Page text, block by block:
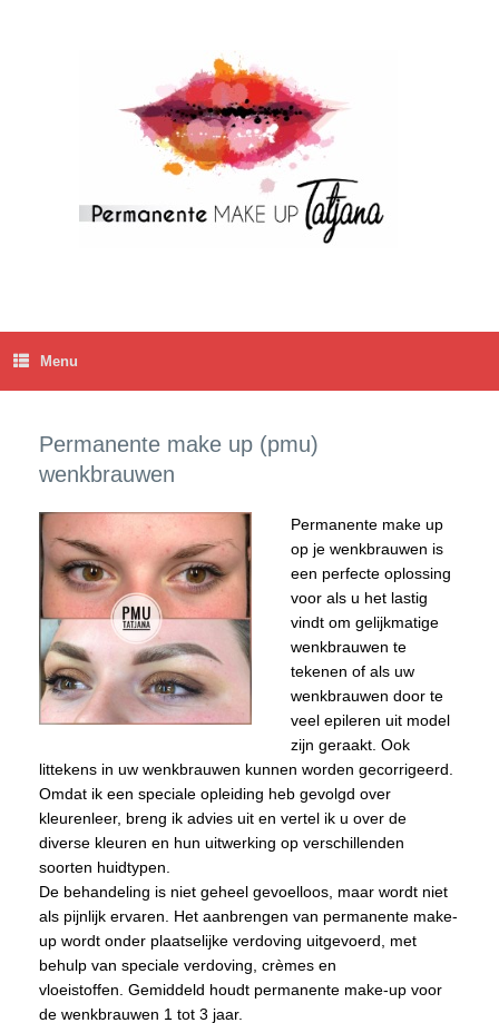
Menu
Permanente make up (pmu)
wenkbrauwen
Permanente make up
op je wenkbrauwen is
een perfecte oplossing
voor als u het lastig
vindt om gelijkmatige
wenkbrauwen te
tekenen of als uw
wenkbrauwen door te
veel epileren uit model
zijn geraakt. Ook
littekens in uw wenkbrauwen kunnen worden gecorrigeerd.
Omdat ik een speciale opleiding heb gevolgd over
kleurenleer, breng ik advies uit en vertel ik u over de
diverse kleuren en hun uitwerking op verschillenden
soorten huidtypen.
De behandeling is niet geheel gevoelloos, maar wordt niet
als pijnlijk ervaren. Het aanbrengen van permanente make-
up wordt onder plaatselijke verdoving uitgevoerd, met
behulp van speciale verdoving, crèmes en
vloeistoffen. Gemiddeld houdt permanente make-up voor
de wenkbrauwen 1 tot 3 jaar.